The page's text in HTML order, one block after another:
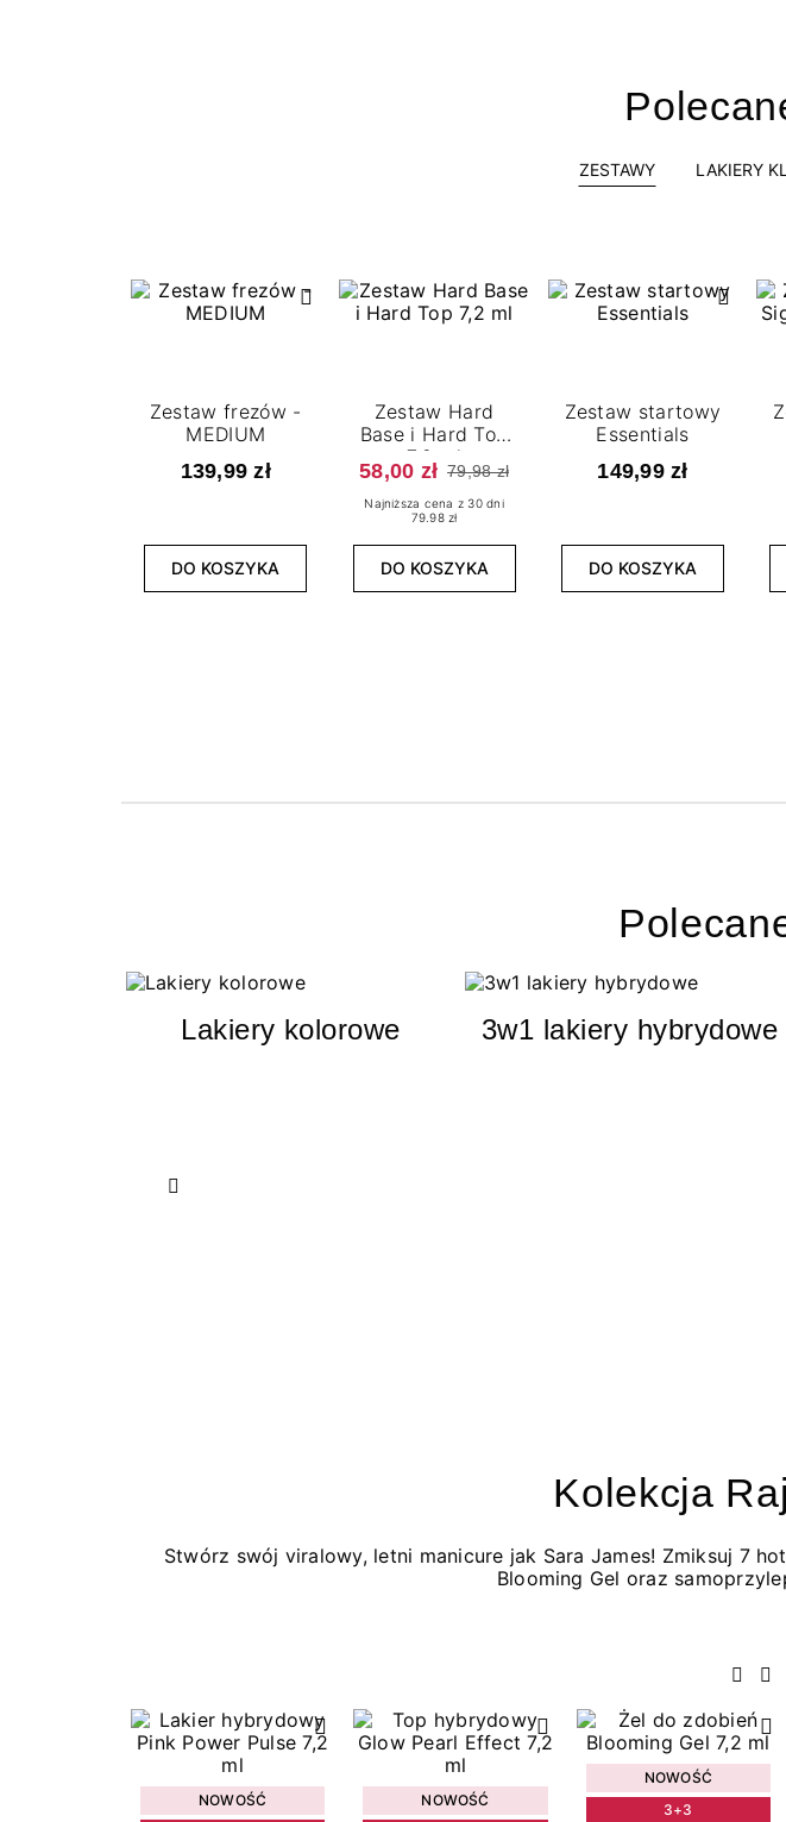
ZESTAWY LAKIERY
Zestaw frezów -
MEDIUM
139,99 zł
DO KOSZYKA
Zestaw Hard
Base i Hard Top
7,2 ml
58,00 zł 79,98 zł
Najniższa cena z 30 dni
79.98 zł
DO KOSZYKA
Zestaw startowy
Essentials
149,99 zł
DO KOSZYKA
Lakiery kolorowe 3w1 lakiery hybrydowe
Kolekcja
Stwórz swój viralowy, letni manicure jak Sara James! Zmiksuj 7
Blooming Gel oraz
NOWOŚĆ
NOWOŚĆ
NOWOŚĆ
3+3